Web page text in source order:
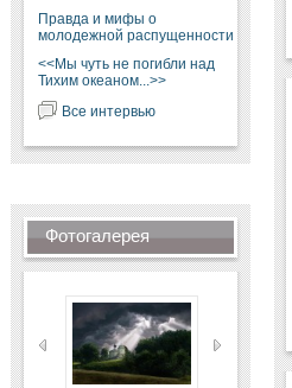
Правда и мифы о
молодежной распущенности
<<Мы чуть не погибли над
Тихим океаном...>>
Все интервью
Фотогалерея